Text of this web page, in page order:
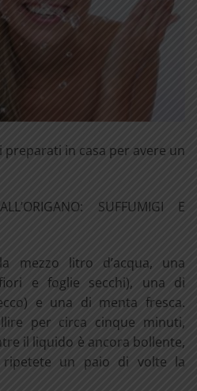
in casa per avere un
SUFFUMIGI E
mezzo litro d’acqua, una
e foglie secchi), una di
e una di menta fresca.
per circa cinque minuti,
il liquido è ancora bollente,
un paio di volte la